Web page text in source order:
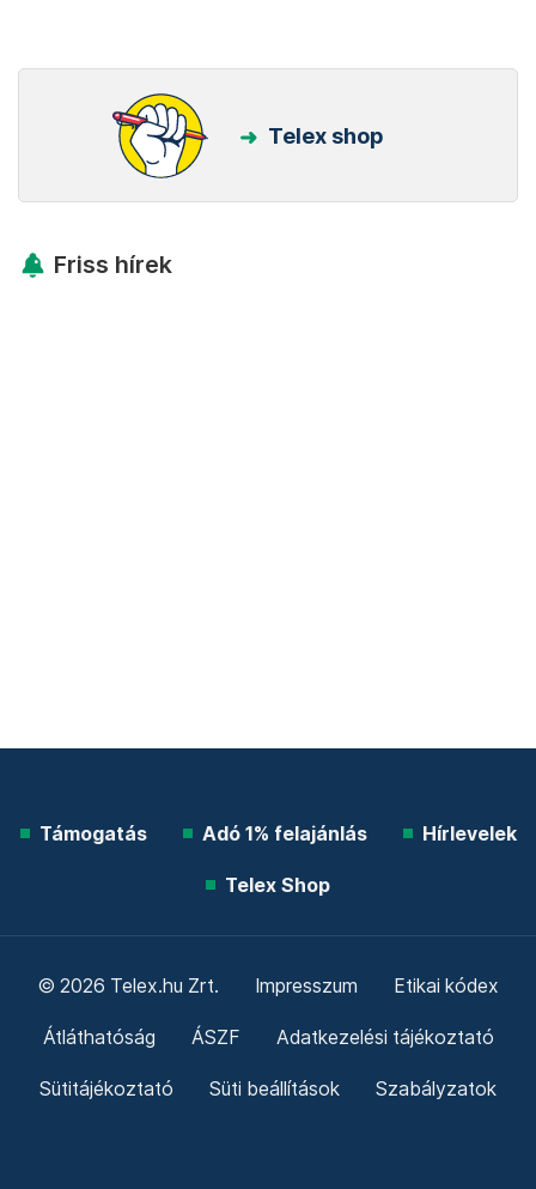
Telex shop
Friss hírek
Támogatás Adó 1% felajánlás Hírlevelek
Telex Shop
© 2026 Telex.hu Zrt. Impresszum Etikai kódex
Átláthatóság ÁSZF Adatkezelési tájékoztató
Sütitájékoztató Süti beállítások Szabályzatok